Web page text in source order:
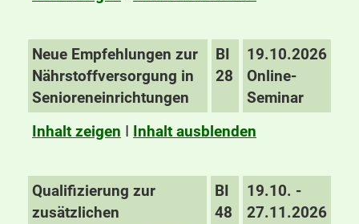
Neue Empfehlungen zur
Nährstoffversorgung in
Senioreneinrichtungen
BI
28
19.10.2026
Online-
Seminar
Inhalt zeigen I Inhalt ausblenden
Qualifizierung zur
zusätzlichen
BI
48
19.10. -
27.11.2026